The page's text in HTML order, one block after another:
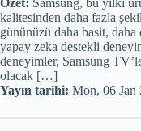
Özet: Samsung, bu yılki
kalitesinden daha fazla
gününüzü daha basit,
yapay zeka destekli
deneyimler, Samsung
olacak […]
Yayın tarihi: Mon, 06 Jan